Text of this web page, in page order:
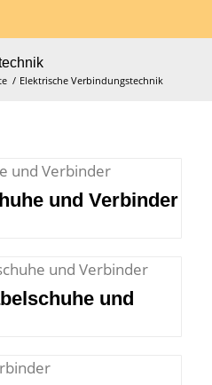
/ Elektrische Verbindungstechnik
und Verbinder
und